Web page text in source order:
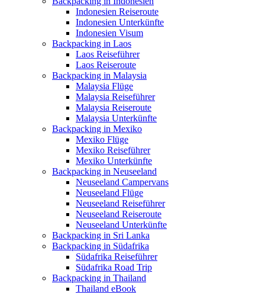
Indonesien Reiseroute
Indonesien Unterkünfte
Indonesien Visum
Backpacking in Laos
Laos Reiseführer
Laos Reiseroute
Backpacking in Malaysia
Malaysia Flüge
Malaysia Reiseführer
Malaysia Reiseroute
Malaysia Unterkünfte
Backpacking in Mexiko
Mexiko Flüge
Mexiko Reiseführer
Mexiko Unterkünfte
Backpacking in Neuseeland
Neuseeland Campervans
Neuseeland Flüge
Neuseeland Reiseführer
Neuseeland Reiseroute
Neuseeland Unterkünfte
Backpacking in Sri Lanka
Backpacking in Südafrika
Südafrika Reiseführer
Südafrika Road Trip
Backpacking in Thailand
Thailand eBook